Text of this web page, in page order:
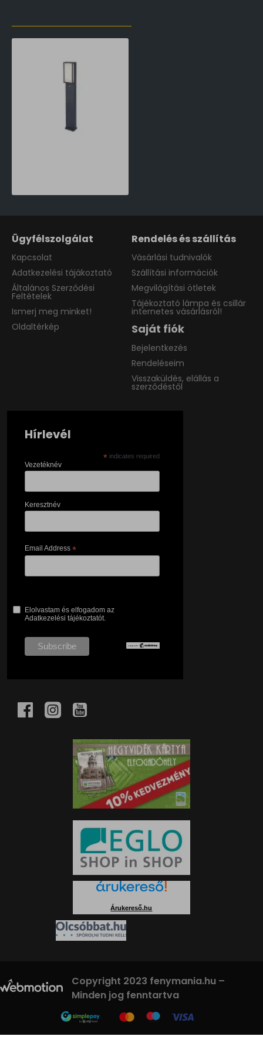
Ügyfélszolgálat
Kapcsolat
Adatkezelési tájákoztató
Általános Szerződési
Feltételek
Ismerj meg minket!
Oldaltérkép
Rendelés és szállítás
Vásárlási tudnivalók
Szállítási információk
Megvilágítási ötletek
Tájékoztató lámpa és csillár
internetes vásárlásról!
Saját fiók
Bejelentkezés
Rendeléseim
Visszaküldés, elállás a
szerződéstől
Hírlevél
* indicates required
Vezetéknév
Keresztnév
Email Address *
Elolvastam és elfogadom az
Adatkezelési tájékoztatót.
Árukereső.hu
Copyright 2023 fenymania.hu –
Minden jog fenntartva